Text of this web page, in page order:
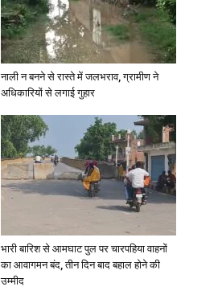
News
Paper
नाली न बनने से रास्ते में जलभराव, ग्रामीण ने
अधिकारियों से लगाई गुहार
भारी बारिश से आमघाट पुल पर चारपहिया वाहनों
का आवागमन बंद, तीन दिन बाद बहाल होने की
उम्मीद